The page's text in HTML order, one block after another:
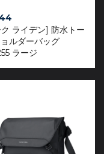
ライデン] 防水トー
ョルダーバッグ
ラージ